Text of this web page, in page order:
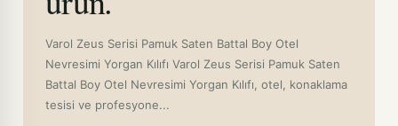
Varol Zeus Serisi Pamuk Saten Battal Boy Otel
Nevresimi Yorgan Kılıfı Varol Zeus Serisi Pamuk Saten
Battal Boy Otel Nevresimi Yorgan Kılıfı, otel, konaklama
tesisi ve profesyone...